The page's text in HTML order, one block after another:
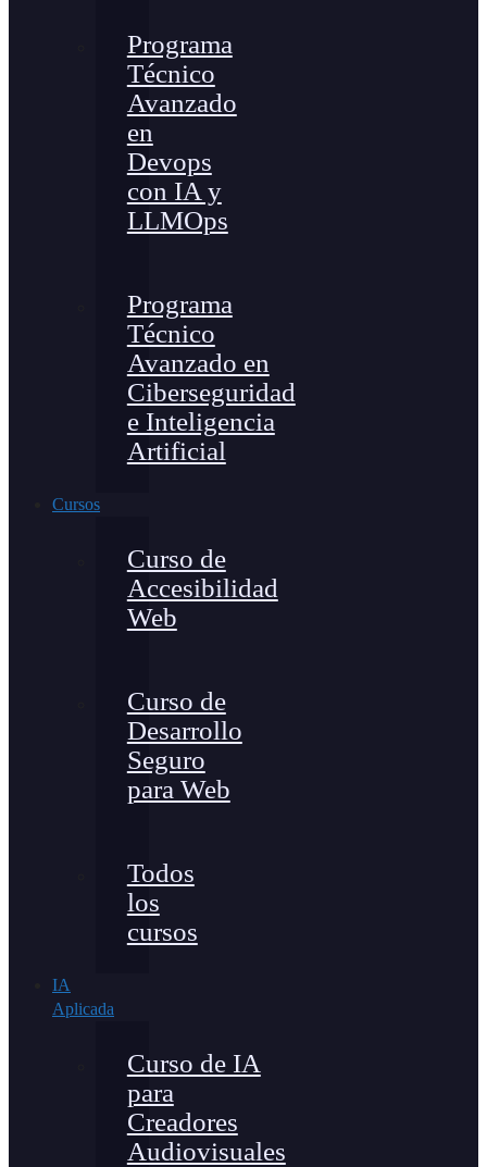
Programa
Técnico
Avanzado
en
Devops
con IA y
LLMOps
Programa
Técnico
Avanzado en
Ciberseguridad
e Inteligencia
Artificial
Cursos
Curso de
Accesibilidad
Web
Curso de
Desarrollo
Seguro
para Web
Todos
los
cursos
IA
Aplicada
Curso de IA
para
Creadores
Audiovisuales